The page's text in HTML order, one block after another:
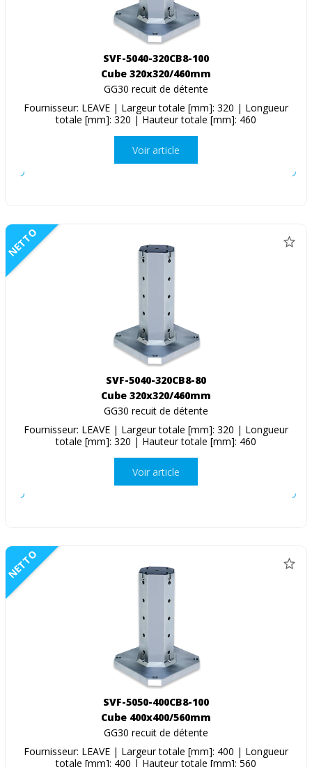
SVF-5040-320CB8-100
Cube 320x320/460mm
GG30 recuit de détente
Fournisseur: LEAVE | Largeur totale [mm]: 320 | Longueur
totale [mm]: 320 | Hauteur totale [mm]: 460
Voir article
NETTO
SVF-5040-320CB8-80
Cube 320x320/460mm
GG30 recuit de détente
Fournisseur: LEAVE | Largeur totale [mm]: 320 | Longueur
totale [mm]: 320 | Hauteur totale [mm]: 460
Voir article
NETTO
SVF-5050-400CB8-100
Cube 400x400/560mm
GG30 recuit de détente
Fournisseur: LEAVE | Largeur totale [mm]: 400 | Longueur
totale [mm]: 400 | Hauteur totale [mm]: 560